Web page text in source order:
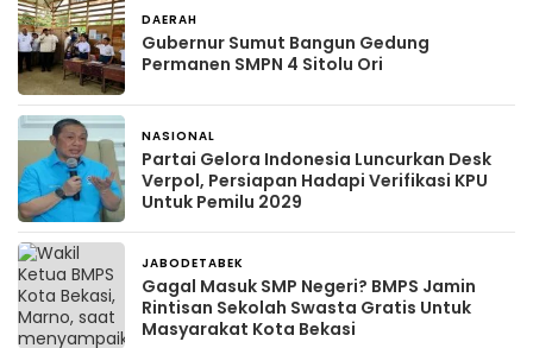
DAERAH
Gubernur Sumut Bangun Gedung
Permanen SMPN 4 Sitolu Ori
NASIONAL
Partai Gelora Indonesia Luncurkan Desk
Verpol, Persiapan Hadapi Verifikasi KPU
Untuk Pemilu 2029
JABODETABEK
Gagal Masuk SMP Negeri? BMPS Jamin
Rintisan Sekolah Swasta Gratis Untuk
Masyarakat Kota Bekasi